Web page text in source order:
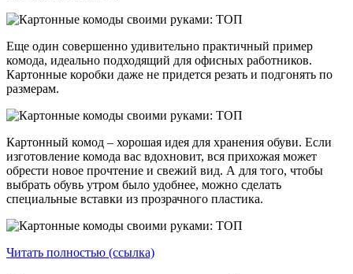
Еще один совершенно удивительно практичный пример
комода, идеально подходящий для офисных работников.
Картонные коробки даже не придется резать и подгонять по
размерам.
Картонный комод – хорошая идея для хранения обуви. Если
изготовление комода вас вдохновит, вся прихожая может
обрести новое прочтение и свежий вид. А для того, чтобы
выбрать обувь утром было удобнее, можно сделать
специальные вставки из прозрачного пластика.
Читать полностью (ссылка)